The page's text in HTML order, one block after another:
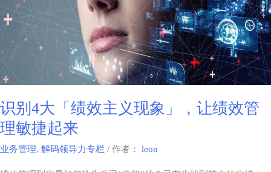
识别4大「绩效主义现象」，让绩效管
理敏捷起来
业务管理, 解码领导力专栏 / 作者： leon